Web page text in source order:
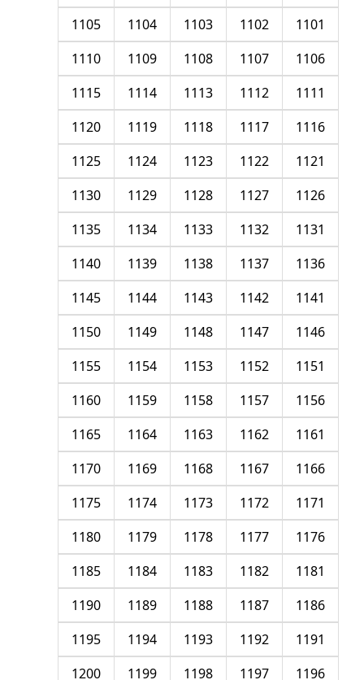
1101
1102
1103
1104
1105
1106
1107
1108
1109
1110
1111
1112
1113
1114
1115
1116
1117
1118
1119
1120
1121
1122
1123
1124
1125
1126
1127
1128
1129
1130
1131
1132
1133
1134
1135
1136
1137
1138
1139
1140
1141
1142
1143
1144
1145
1146
1147
1148
1149
1150
1151
1152
1153
1154
1155
1156
1157
1158
1159
1160
1161
1162
1163
1164
1165
1166
1167
1168
1169
1170
1171
1172
1173
1174
1175
1176
1177
1178
1179
1180
1181
1182
1183
1184
1185
1186
1187
1188
1189
1190
1191
1192
1193
1194
1195
1196
1197
1198
1199
1200